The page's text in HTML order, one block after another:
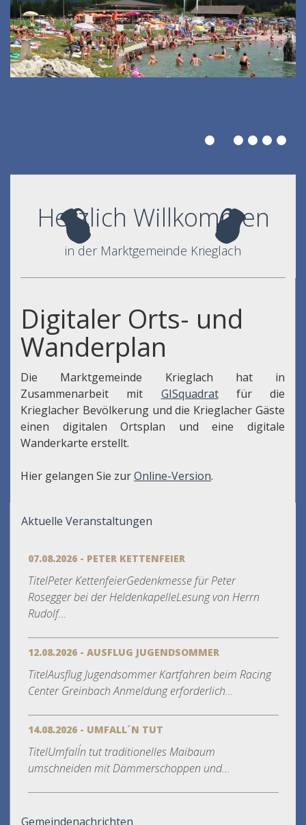
Herzlich Willkommen
in der Marktgemeinde Krieglach
Digitaler Orts- und
Wanderplan
Die Marktgemeinde Krieglach hat in
Zusammenarbeit mit GISquadrat
für die
Krieglacher Bevölkerung und die Krieglacher Gäste
einen digitalen Ortsplan und eine digitale
Wanderkarte erstellt.
Hier gelangen Sie zurOnline-Version.
Aktuelle Veranstaltungen
07.08.2026 - PETER KETTENFEIER
TitelPeter KettenfeierGedenkmesse für Peter
Rosegger bei der HeldenkapelleLesung von Herrn
Rudolf...
12.08.2026 - AUSFLUG JUGENDSOMMER
TitelAusflug Jugendsommer Kartfahren beim Racing
Center Greinbach Anmeldung erforderlich...
14.08.2026 - UMFALL´N TUT
TitelUmfall´n tut traditionelles Maibaum
umschneiden mit Dämmerschoppen und...
Gemeindenachrichten